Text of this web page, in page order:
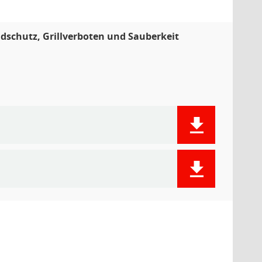
Grillverboten und Sauberkeit